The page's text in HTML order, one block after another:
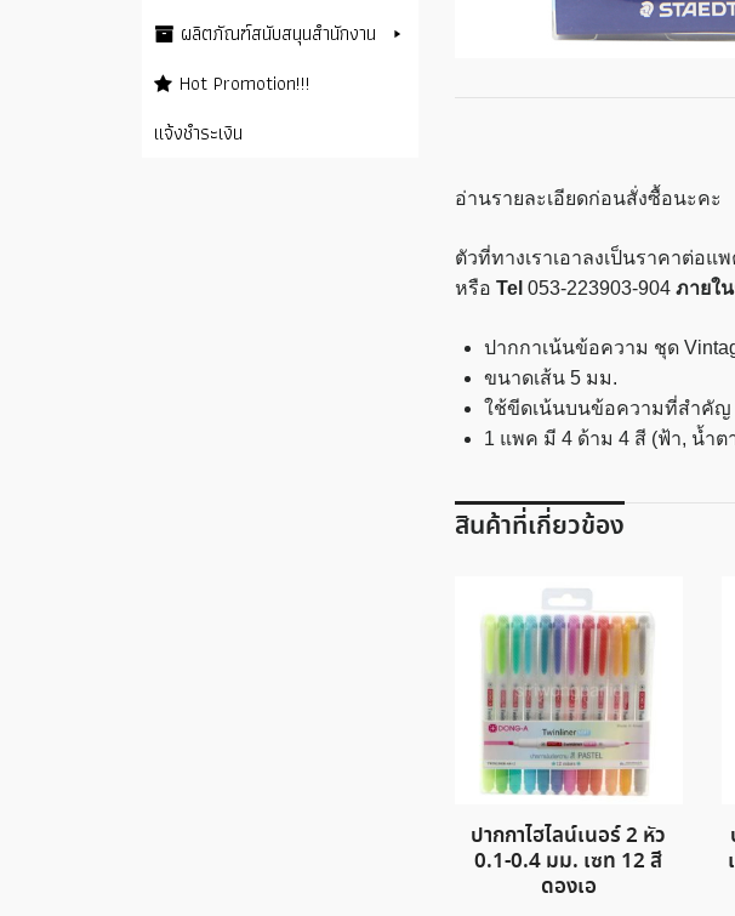
อ่านรายละเอียดก่อนสั่งซื้อนะคะ
ตัวที่ทางเราเอาลงเป็นราคาต่อ
หรือ Tel 053-223903-904 ภายใน
ปากกาเน้นข้อความ ชุด
ขนาดเส้น 5 มม.
ใช้ขีดเน้นบนข้อความที่สำคัญ
1 แพค มี 4 ด้าม 4 สี (ฟ้า, น้ำต
สินค้าที่เกี่ยวข้อง
ปากกาไฮไลน์เนอร์ 2 หัว
0.1-0.4 มม. เซท 12 สี
ดองเอ
ผลิตภัณฑ์สนับสนุนสำนักงาน
Hot Promotion!!!
แจ้งชำระเงิน